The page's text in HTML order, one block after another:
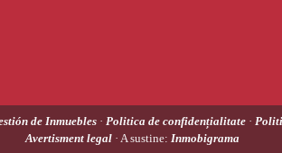
de Inmuebles · Politica de confidențialitate ·
Avertisment legal · A sustine: Inmobigrama